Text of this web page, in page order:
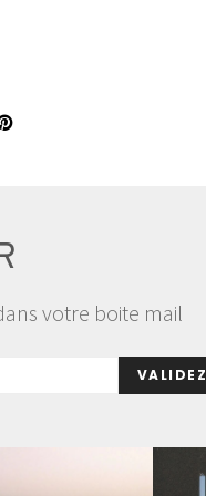
votre boite mail
VALIDEZ